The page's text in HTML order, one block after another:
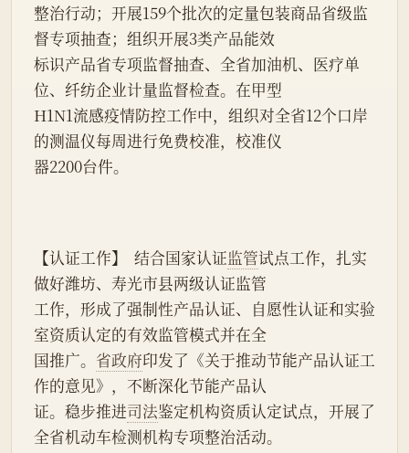
整治行动；开展159个批次的定量包装商品省级监
督专项抽查；组织开展3类产品能效
标识产品省专项监督抽查、全省加油机、医疗单
位、纤纺企业计量监督检查。在甲型
H1N1流感疫情防控工作中，组织对全省12个口岸
的测温仪每周进行免费校准，校准仪
器2200台件。
【认证工作】  结合国家认证监管试点工作，扎实
做好潍坊、寿光市县两级认证监管
工作，形成了强制性产品认证、自愿性认证和实验
室资质认定的有效监管模式并在全
国推广。 省政府印发了《关于推动节能产品认证工
作的意见》，不断深化节能产品认
证。稳步推进司法鉴定机构资质认定试点，开展了
全省机动车检测机构专项整治活动。